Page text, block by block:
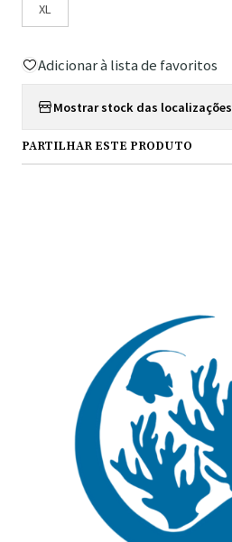
XL
Adicionar à lista de favoritos
Mostrar stock das localizações
PARTILHAR ESTE PRODUTO